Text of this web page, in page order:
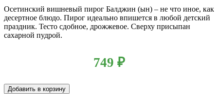
Осетинский вишневый пирог Балджин (ын) – не что иное, как
десертное блюдо. Пирог идеально впишется в любой детский
праздник. Тесто сдобное, дрожжевое. Сверху присыпан
сахарной пудрой.
749 ₽
Добавить в корзину